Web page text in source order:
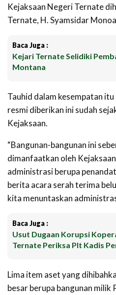
Kejaksaan Negeri Ternate
Ternate, H. Syamsidar
Baca Juga :
Kejari Ternate Selidiki
Montana
Tauhid dalam kesempatan
resmi diberikan ini sudah
Kejaksaan.
“Bangunan-bangunan ini
dimanfaatkan oleh
administrasi berupa
berita acara serah terima
kita menuntaskan
Baca Juga :
Usut Dugaan Korupsi
Ternate Periksa Plt Kadis
Lima item aset yang
besar berupa bangunan milik